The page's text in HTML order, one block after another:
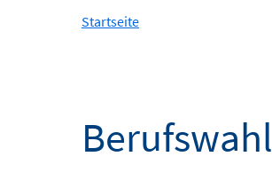
Startseite
Berufswahl